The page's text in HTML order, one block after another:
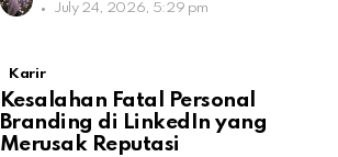
July 24, 2026, 5:29 pm
Karir
Kesalahan Fatal Personal
Branding di LinkedIn yang
Merusak Reputasi